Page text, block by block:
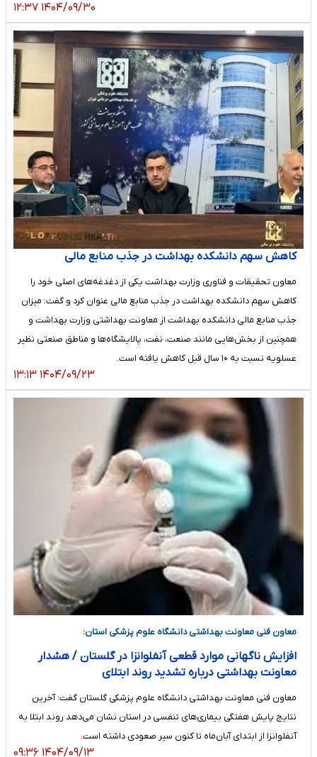
۱۴۰۴/۰۹/۳۰ ۱۲:۳۷
کاهش سهم دانشکده بهداشت در جذب منابع مالی
معاون تحقیقات و فناوری وزارت بهداشت یکی از دغدغه‌های اصلی خود را
کاهش سهم دانشکده بهداشت در جذب منابع مالی عنوان کرد و گفت: میزان
جذب منابع مالی دانشکده بهداشت از معاونت بهداشتی وزارت بهداشت و
همچنین از بخش‌هایی مانند صنعت، نفت، پالایشگاه‌ها و مناطق صنعتی نظیر
عسلویه نسبت به ۱۰ سال قبل کاهش یافته است.
۱۴۰۴/۰۹/۲۳ ۱۳:۱۳
معاون فنی معاونت بهداشتی دانشگاه علوم پزشکی استان:
افزایش ناگهانی موارد قطعی آنفلوانزا در گلستان / هشدار
معاونت بهداشتی درباره تشدید روند ابتلای
معاون فنی معاونت بهداشتی دانشگاه علوم پزشکی گلستان گفت: آخرین
نتایج پایش هفتگی بیماری‌های تنفسی در استان نشان می‌دهد روند ابتلا به
آنفلوانزا از ابتدای آبان‌ماه تا کنون سیر صعودی داشته است.
۱۴۰۴/۰۹/۱۳ ۰۹:۳۶